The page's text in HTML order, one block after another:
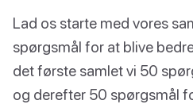
Lad os starte med vores
spørgsmål for at blive
det første samlet vi 50
og derefter 50 spørgsmål